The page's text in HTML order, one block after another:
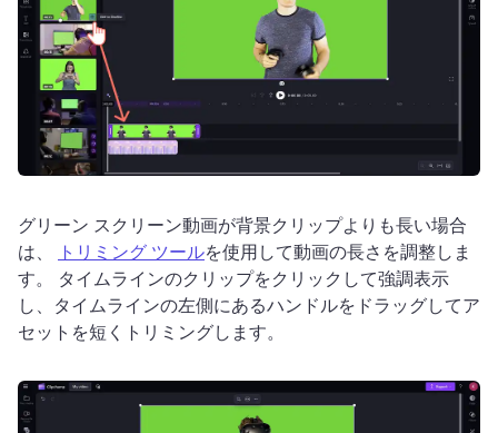
グリーン スクリーン動画が背景クリップよりも長い場合
は、
トリミング ツールを使用して動画の長さを調整しま
す。 タイムラインのクリップをクリックして強調表示
し、タイムラインの左側にあるハンドルをドラッグしてア
セットを短くトリミングします。